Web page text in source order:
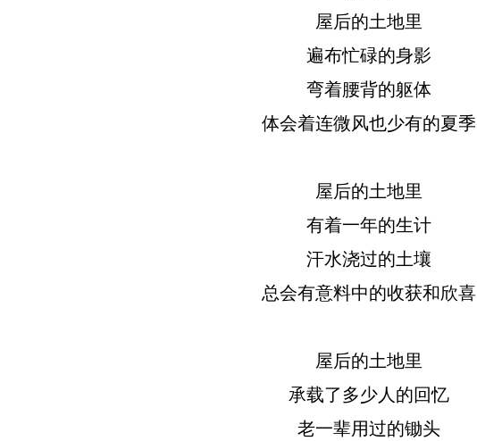
屋后的土地里
遍布忙碌的身影
弯着腰背的躯体
体会着连微风也少有的夏季
屋后的土地里
有着一年的生计
汗水浇过的土壤
总会有意料中的收获和欣喜
屋后的土地里
承载了多少人的回忆
老一辈用过的锄头